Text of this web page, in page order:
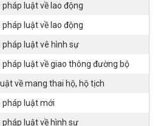
luật về lao động
luật về lao động
luật vê hình sự
pháp luật về giao thông đường bộ
về mang thai hộ, hộ tịch
pháp luật mới
luật về hình sự